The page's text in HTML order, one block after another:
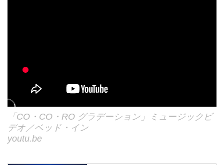
「CO・CO・RO グラデーション」ミュージックビ
デオ／ベッド・イン
youtu.be